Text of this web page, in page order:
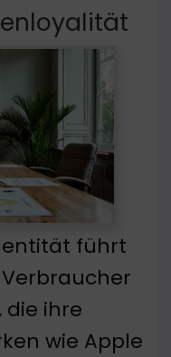
führt
Verbraucher
die ihre
wie Apple